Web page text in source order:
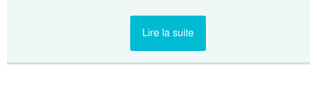
Lire la suite